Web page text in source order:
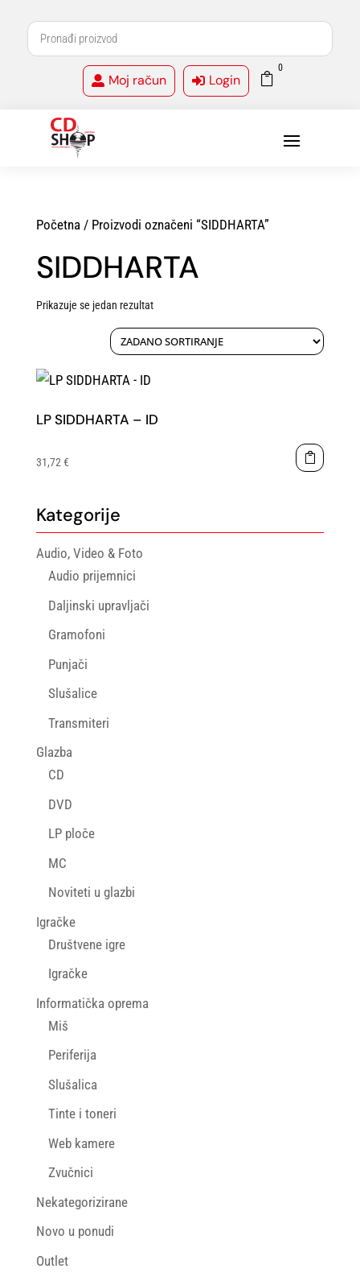
 Moj račun  Login 
0
Početna/ Proizvodi označeni “SIDDHARTA”
SIDDHARTA
Prikazuje se jedan rezultat
LP SIDDHARTA – ID
31,72 €
Kategorije
Audio, Video & Foto
Audio prijemnici
Daljinski upravljači
Gramofoni
Punjači
Slušalice
Transmiteri
Glazba
CD
DVD
LP ploče
MC
Noviteti u glazbi
Igračke
Društvene igre
Igračke
Informatička oprema
Miš
Periferija
Slušalica
Tinte i toneri
Web kamere
Zvučnici
Nekategorizirane
Novo u ponudi
Outlet